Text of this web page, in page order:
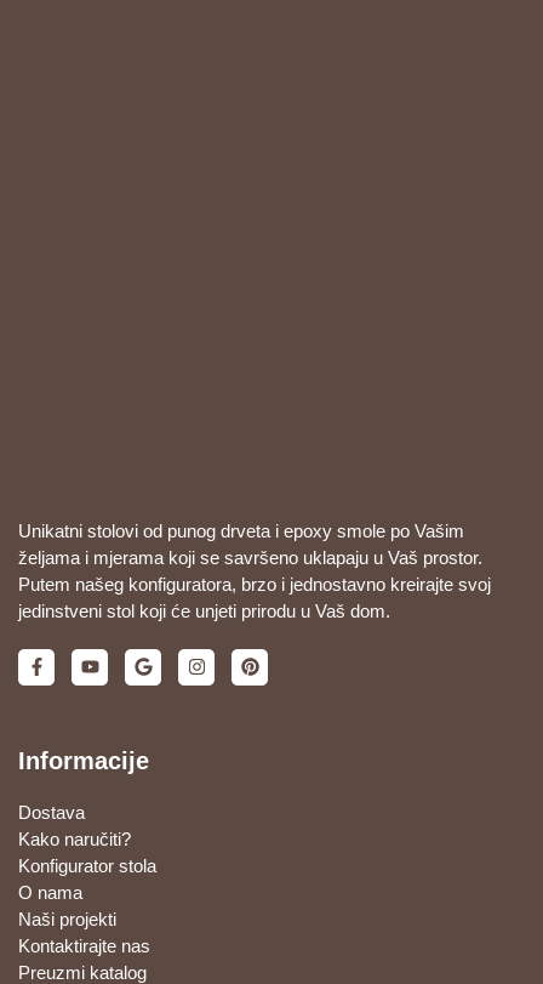
Unikatni stolovi od punog drveta i epoxy smole po Vašim
željama i mjerama koji se savršeno uklapaju u Vaš prostor.
Putem našeg konfiguratora, brzo i jednostavno kreirajte svoj
jedinstveni stol koji će unjeti prirodu u Vaš dom.
Informacije
Dostava
Kako naručiti?
Konfigurator stola
O nama
Naši projekti
Kontaktirajte nas
Preuzmi katalog